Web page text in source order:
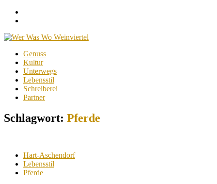
Skip
content
Genuss
Kultur
Unterwegs
Lebensstil
Schreiberei
Partner
Schlagwort: Pferde
Hart-Aschendorf
Lebensstil
Pferde